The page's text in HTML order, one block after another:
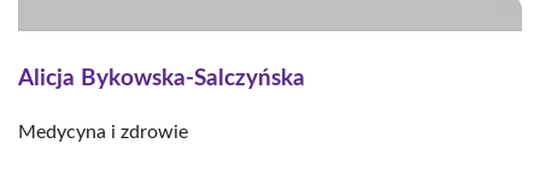
Alicja Bykowska-Salczyńska
Medycyna i zdrowie